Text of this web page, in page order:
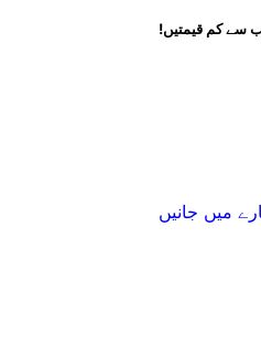
اور دورانیہ